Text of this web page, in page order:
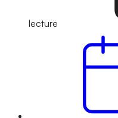
lecture